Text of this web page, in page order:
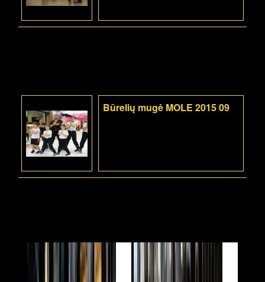
Būrelių mugė MOLE 2015 09